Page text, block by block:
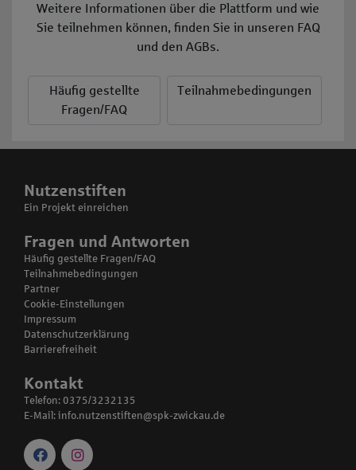
Weitere Informationen über die Plattform und wie
Sie teilnehmen können, finden Sie in unseren FAQ
und den AGBs.
Häufig gestellte
Fragen/FAQ
Teilnahmebedingungen
Nutzenstiften
Ein Projekt einreichen
Fragen und Antworten
Häufig gestellte Fragen/FAQ
Teilnahmebedingungen
Partner
Cookie-Einstellungen
Impressum
Datenschutzerklärung
Barrierefreiheit
Kontakt
Telefon: 0375/3232135
E-Mail: info.nutzenstiften@spk-zwickau.de